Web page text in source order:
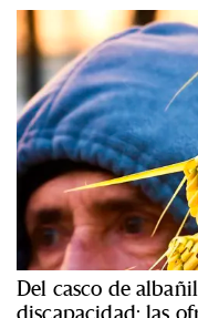
Del casco de